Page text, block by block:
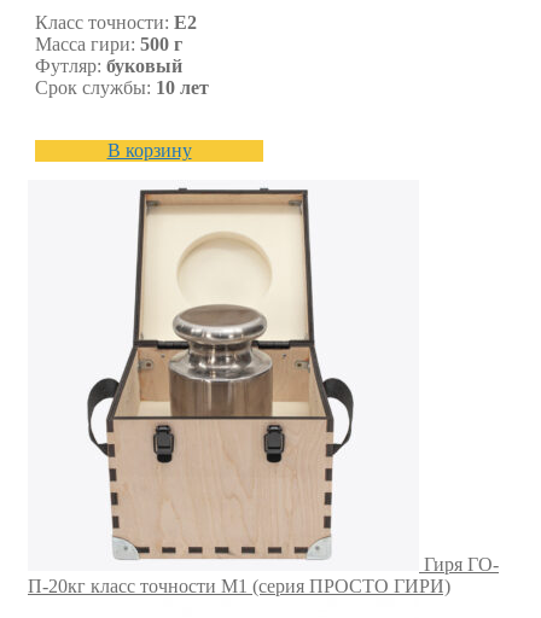
Класс точности: E2
Масса гири: 500 г
Футляр: буковый
Срок службы: 10 лет
В корзину
Гиря ГО-
П-20кг класс точности M1 (серия ПРОСТО ГИРИ)